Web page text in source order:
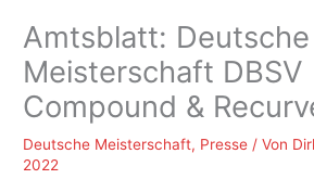
Amtsblatt: Deutsche
Meisterschaft DBSV
Compound &
Deutsche Meisterschaft, Presse / Von
2022